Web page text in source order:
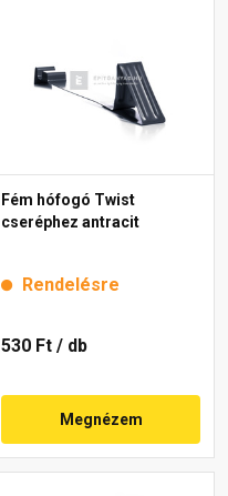
Fém hófogó Twist
cseréphez antracit
Rendelésre
530 Ft / db
Megnézem